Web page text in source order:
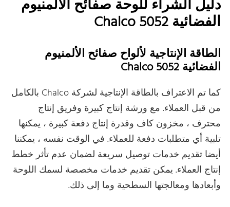
دليل الشراء للوحة صفائح الألمنيوم
الفضائية Chalco 5052
الطاقة الإنتاجية لألواح صفائح الألمنيوم
الفضائية Chalco 5052
كما تم الاعتراف بالطاقة الإنتاجية لشركة Chalco بالكامل
من قبل العملاء. مع ورشة إنتاج كبيرة وفريق إنتاج
محترف ، مخزون كاف وقدرة إنتاج دفعة كبيرة ، يمكنها
تلبية أي متطلبات دفعة للعملاء. في الوقت نفسه ، يمكننا
أيضا تقديم خدمات توصيل سريعة لضمان عدم تأثر خطط
إنتاج العملاء. يمكن تقديم خدمات مخصصة لسمك اللوحة
وأبعادها ومعالجتها السطحية وما إلى ذلك.